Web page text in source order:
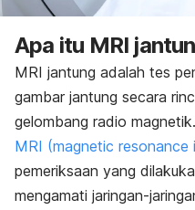
Apa itu MRI
MRI jantung adalah tes
gambar jantung secara
gelombang radio magnetik.
MRI (magnetic resonance
pemeriksaan yang
mengamati jaringan-